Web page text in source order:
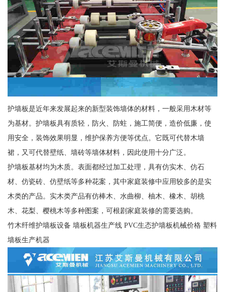
护墙板是近年来发展起来的新型装饰墙体的材料，一般采用木材等
为基材。护墙板具有质轻，防火、防蛀，施工简便，造价低廉，使
用安全，装饰效果明显，维护保养方便等优点。它既可代替木墙
裙，又可代替壁纸、墙砖等墙体材料，因此使用十分广泛。
护墙板基材均为木质。表面都经过加工处理，具有仿实木、仿石
材、仿瓷砖、仿壁纸等多种花案，其中家庭装修中应用较多的是实
木类的产品。实木类产品有仿棒木、水曲柳、柚木、橡木、胡桃
木、花梨、樱桃木等多种图案，可根剧家庭装修的需要选购。
竹木纤维护墙板设备 墙板机器生产线 PVC生态护墙板机械价格 塑料
墙板生产机器